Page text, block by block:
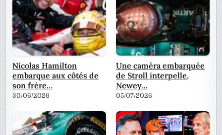
Nicolas Hamilton
embarque aux côtés de
son frère…
30/06/2026
Une caméra embarquée
de Stroll interpelle,
Newey…
05/07/2026